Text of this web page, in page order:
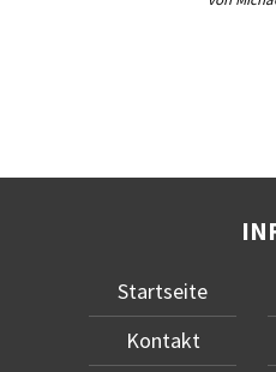
Startseite
Kontakt